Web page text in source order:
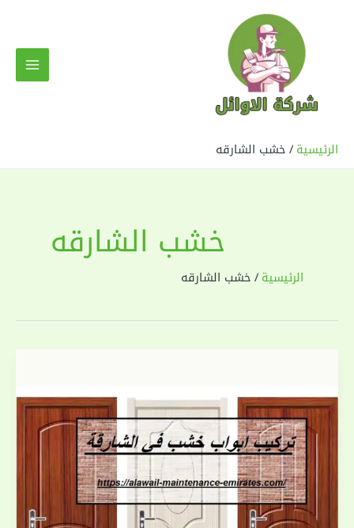
الرئيسية خشب الشارقه
خشب الشارقه
الرئيسية خشب الشارقه